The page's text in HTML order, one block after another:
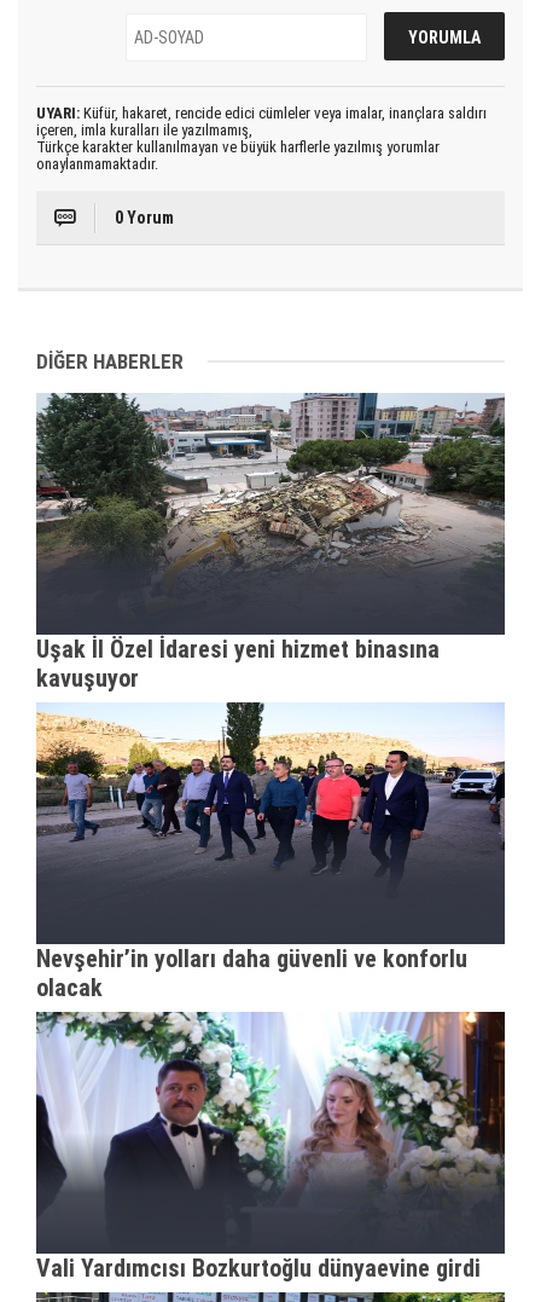
UYARI: Küfür, hakaret, rencide edici cümleler veya imalar, inançlara saldırı
içeren, imla kuralları ile yazılmamış,
Türkçe karakter kullanılmayan ve büyük harflerle yazılmış yorumlar
onaylanmamaktadır.
0 Yorum
DİĞER HABERLER
Uşak İl Özel İdaresi yeni hizmet binasına
kavuşuyor
Nevşehir’in yolları daha güvenli ve konforlu
olacak
Vali Yardımcısı Bozkurtoğlu dünyaevine girdi